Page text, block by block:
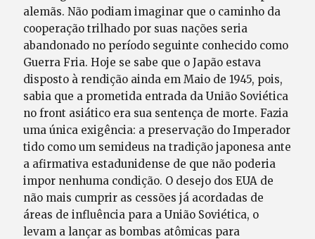
alemãs. Não podiam imaginar que o caminho da
cooperação trilhado por suas nações seria
abandonado no período seguinte conhecido como
Guerra Fria. Hoje se sabe que o Japão estava
disposto à rendição ainda em Maio de 1945, pois,
sabia que a prometida entrada da União Soviética
no front asiático era sua sentença de morte. Fazia
uma única exigência: a preservação do Imperador
tido como um semideus na tradição japonesa ante
a afirmativa estadunidense de que não poderia
impor nenhuma condição. O desejo dos EUA de
não mais cumprir as cessões já acordadas de
áreas de influência para a União Soviética, o
levam a lançar as bombas atômicas para